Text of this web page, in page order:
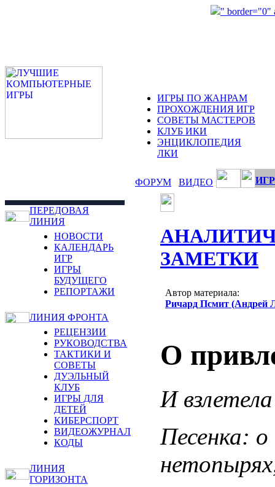
" border="0"
ИГРЫ ПО ЖАНРАМ
ПРОХОЖДЕНИЯ ИГР
СОВЕТЫ МАСТЕРОВ
КЛУБ ИКИ
ЭНЦИКЛОПЕДИЯ
ЛКИ
ФОРУМ ВИДЕО
ПЕРЕДОВАЯ
ЛИНИЯ
НОВОСТИ
КАЛЕНДАРЬ
ИГР
ИГРЫ
БУДУЩЕГО
РЕПОРТАЖИ
ЛИНИЯ ФРОНТА
РЕЦЕНЗИИ
РУКОВОДСТВА
ТАКТИКИ И
СОВЕТЫ
ДУЭЛЬНЫЙ
КЛУБ
ИГРЫ ДЛЯ
ДЕТЕЙ
КИБЕРСПОРТ
ВИДЕОЖУРНАЛ
КОДЫ
ЛИНИЯ
ГОРИЗОНТА
ЗАМЕТКИ
Автор материала:
Ричард Псмит (Андрей
О
И
Песенка: